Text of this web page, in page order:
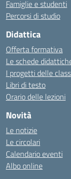
Famiglie e studenti
Percorsi di studio
Didattica
Offerta formativa
Le schede
I progetti delle
Libri di testo
Orario delle lezioni
Novità
Le notizie
Le circolari
Calendario eventi
Albo online